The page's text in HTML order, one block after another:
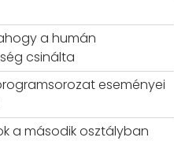
a humán
csinálta
eseményei
a második osztályban